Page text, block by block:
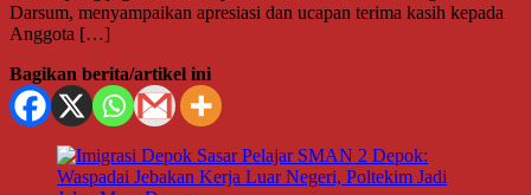
Darsum, menyampaikan apresiasi dan ucapan terima kasih kepada
Anggota […]
Bagikan berita/artikel ini